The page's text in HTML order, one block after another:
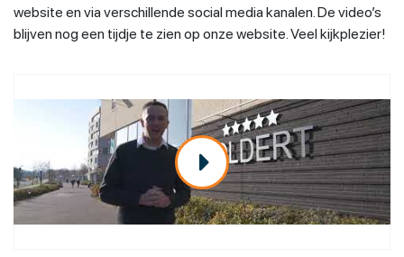
website en via verschillende social media kanalen. De video’s
blijven nog een tijdje te zien op onze website. Veel kijkplezier!